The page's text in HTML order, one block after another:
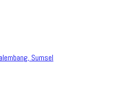
Sumsel